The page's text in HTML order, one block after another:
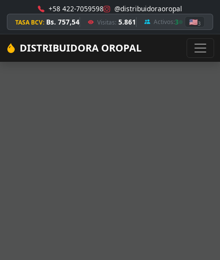
+58 422-7059598 @distribuidoraoropal
TASA BCV: Bs. 757,54 Visitas: 5.861 Activos:3 🇺🇸3
DISTRIBUIDORA OROPAL